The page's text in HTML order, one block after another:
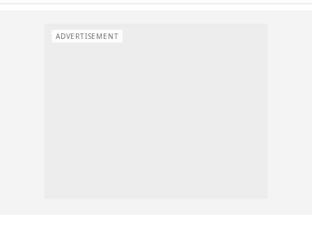
ADVERTISEMENT